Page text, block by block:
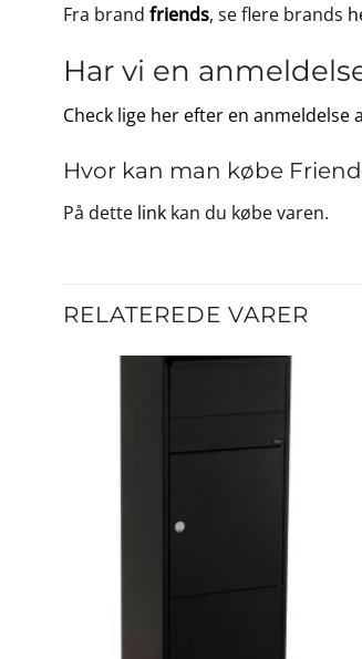
Fra brand friends, se flere brands
Har vi en
Check lige her efter en anmeldelse
Hvor kan man købe
På dette link kan du købe varen.
RELATEREDE VARER